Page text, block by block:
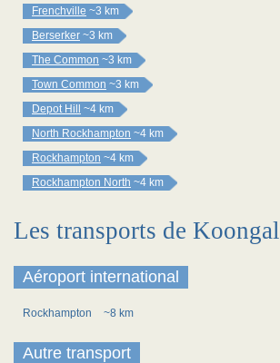
Frenchville ~3 km
Berserker ~3 km
The Common ~3 km
Town Common ~3 km
Depot Hill
~4 km
North Rockhampton ~4 km
Rockhampton ~4 km
Rockhampton North ~4 km
Les transports de Koongal
Aéroport international
Rockhampton ~8 km
Autre transport